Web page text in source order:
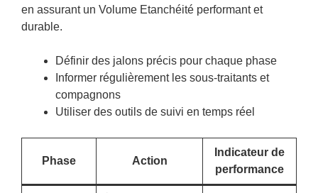
en assurant un Volume Etanchéité performant et
durable.
Définir des jalons précis pour chaque phase
Informer régulièrement les sous-traitants et
compagnons
Utiliser des outils de suivi en temps réel
Phase Action
Indicateur de
performance